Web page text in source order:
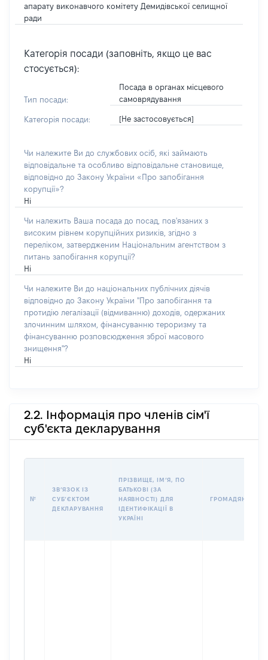
апарату виконавчого комітету Демидівської селищної
ради
Категорія посади (заповніть, якщо це вас
стосується):
Тип посади:
Посада в органах місцевого
самоврядування
Категорія посади: [Не застосовується]
Чи належите Ви до службових осіб, які займають
відповідальне та особливо відповідальне становище,
відповідно до Закону України «Про запобігання
корупції»?
Ні
Чи належить Ваша посада до посад, пов'язаних з
високим рівнем корупційних ризиків, згідно з
переліком, затвердженим Національним агентством з
питань запобігання корупції?
Ні
Чи належите Ви до національних публічних діячів
відповідно до Закону України "Про запобігання та
протидію легалізації (відмиванню) доходів, одержаних
злочинним шляхом, фінансуванню тероризму та
фінансуванню розповсюдження зброї масового
знищення"?
Ні
2.2. Інформація про членів сім'ї
суб'єкта декларування
№
ЗВʼЯЗОК ІЗ
СУБʼЄКТОМ
ДЕКЛАРУВАННЯ
ПРІЗВИЩЕ, ІМʼЯ, ПО
БАТЬКОВІ (ЗА
НАЯВНОСТІ) ДЛЯ
ІДЕНТИФІКАЦІЇ В
УКРАЇНІ
ГРОМАДЯНСТВО